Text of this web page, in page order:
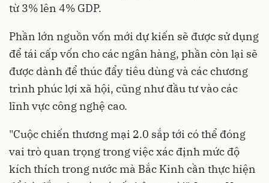
từ 3% lên 4% GDP.
Phần lớn nguồn vốn mới dự kiến sẽ được sử dụng
để tái cấp vốn cho các ngân hàng, phần còn lại sẽ
được dành để thúc đẩy tiêu dùng và các chương
trình phúc lợi xã hội, cũng như đầu tư vào các
lĩnh vực công nghệ cao.
"Cuộc chiến thương mại 2.0 sắp tới có thể đóng
vai trò quan trọng trong việc xác định mức độ
kích thích trong nước mà Bắc Kinh cần thực hiện